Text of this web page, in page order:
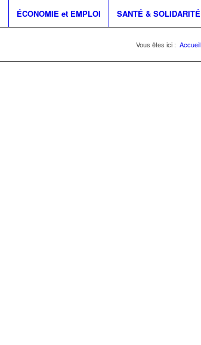
ÉCONOMIE et EMPLOI SANTÉ & SOLIDARITÉ
Vous êtes ici : Accueil